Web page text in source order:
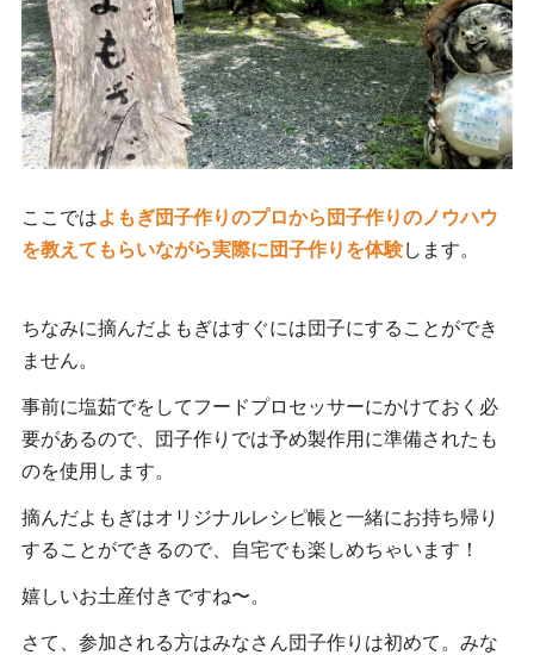
ここではよもぎ団子作りのプロから団子作りのノウハウ
を教えてもらいながら実際に団子作りを体験します。
ちなみに摘んだよもぎはすぐには団子にすることができ
ません。
事前に塩茹でをしてフードプロセッサーにかけておく必
要があるので、団子作りでは予め製作用に準備されたも
のを使用します。
摘んだよもぎはオリジナルレシピ帳と一緒にお持ち帰り
することができるので、自宅でも楽しめちゃいます！
嬉しいお土産付きですね〜。
さて、参加される方はみなさん団子作りは初めて。みな